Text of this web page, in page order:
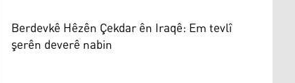
Berdevkê Hêzên Çekdar ên Iraqê: Em tevlî
şerên deverê nabin